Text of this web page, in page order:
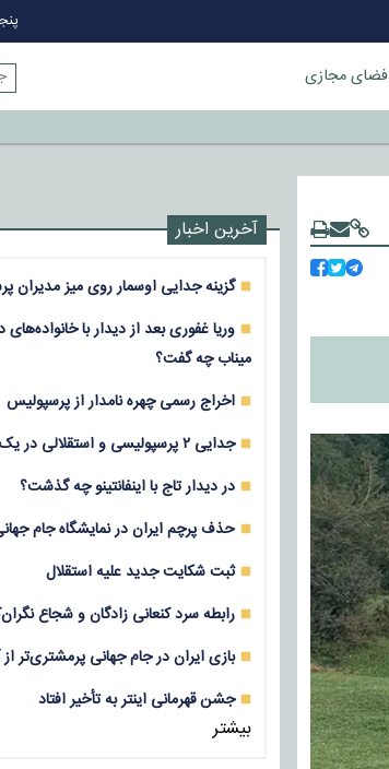
فضای مجازی
آخرین اخبار
گزینه جدایی اوسمار روی میز مدیران
وریا غفوری بعد از دیدار با
میناب چه گفت؟
اخراج رسمی چهره نامدار از پرسپولیس
جدایی ۲ پرسپولیسی و استقلالی در یک روز
در دیدار تاج با اینفانتینو چه گذشت؟
حذف پرچم ایران در نمایشگاه جام
ثبت شکایت جدید علیه استقلال
رابطه سرد کنعانی زادگان و شجاع
بازی‌ ایران در جام جهانی پرمشتری‌تر
جشن قهرمانی اینتر به تأخیر افتاد
بیشتر